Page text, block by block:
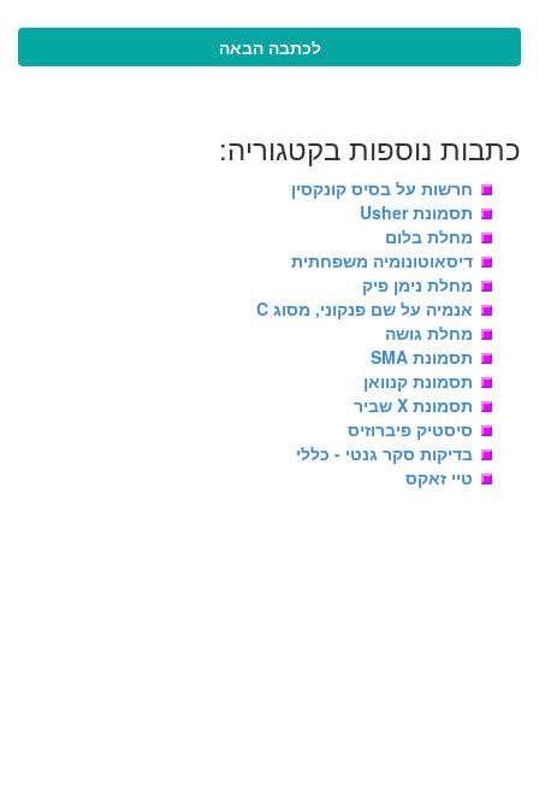
לכתבה הבאה
כתבות נוספות בקטגוריה:
חרשות על בסיס קונקסין
תסמונת Usher
מחלת בלום
דיסאוטונומיה משפחתית
מחלת נימן פיק
אנמיה על שם פנקוני, מסוג C
מחלת גושה
תסמונת SMA
תסמונת קנוואן
תסמונת X שביר
סיסטיק פיברוזיס
בדיקות סקר גנטי - כללי
טיי זאקס